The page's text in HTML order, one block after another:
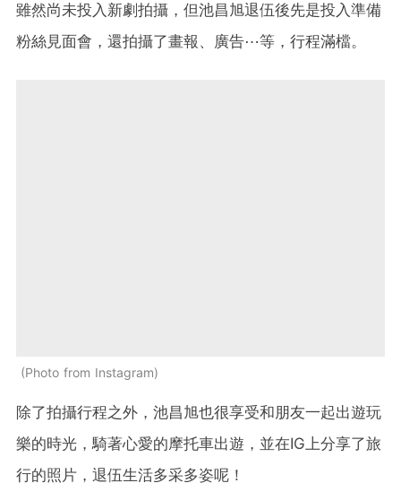
雖然尚未投入新劇拍攝，但池昌旭退伍後先是投入準備
粉絲見面會，還拍攝了畫報、廣告⋯等，行程滿檔。
Photo from Instagram
除了拍攝行程之外，池昌旭也很享受和朋友一起出遊玩
樂的時光，騎著心愛的摩托車出遊，並在IG上分享了旅
行的照片，退伍生活多采多姿呢！